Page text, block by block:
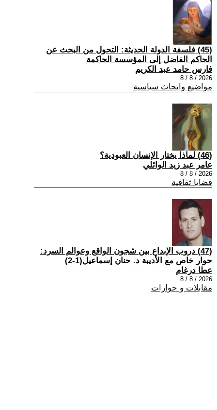
(45) فلسفة الدولة الحديثة: التحول من البحث عن
الحاكم الفاضل إلى المؤسسة الحاكمة
فارس حامد عبد الكريم
2026 / 8 / 8
مواضيع وابحاث سياسية
(46) لماذا يختار الإنسان العبودية؟
عامر عبد زيد الوائلي
2026 / 8 / 8
قضايا ثقافية
(47) دروب الإبداع بين شجون الواقع وعوالم السرد:
حوار خاص مع الأديبة د. حنان إسماعيل(1-2)
عطا درغام
2026 / 8 / 8
مقابلات و حوارات